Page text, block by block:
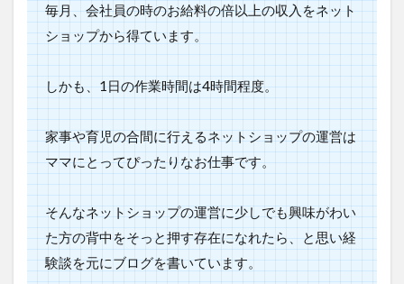
毎月、会社員の時のお給料の倍以上の収入をネット
ショップから得ています。
しかも、1日の作業時間は4時間程度。
家事や育児の合間に行えるネットショップの運営は
ママにとってぴったりなお仕事です。
そんなネットショップの運営に少しでも興味がわい
た方の背中をそっと押す存在になれたら、と思い経
験談を元にブログを書いています。